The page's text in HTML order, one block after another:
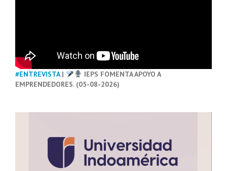
#ENTREVISTA|
IEPS FOMENTA APOYO A
EMPRENDEDORES. (05-08-2026)